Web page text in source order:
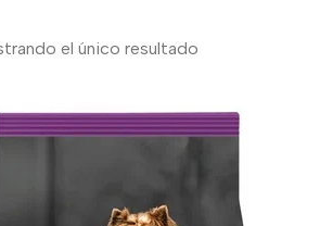
el único resultado